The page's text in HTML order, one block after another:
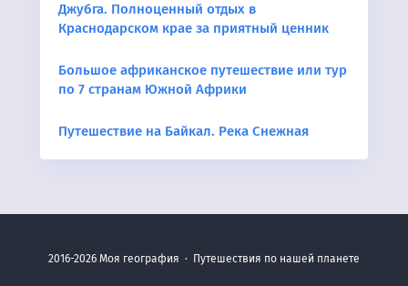
Джубга. Полноценный отдых в
Краснодарском крае за приятный ценник
Большое африканское путешествие или тур
по 7 странам Южной Африки
Путешествие на Байкал. Река Снежная
2016-2026 Моя география · Путешествия по нашей планете